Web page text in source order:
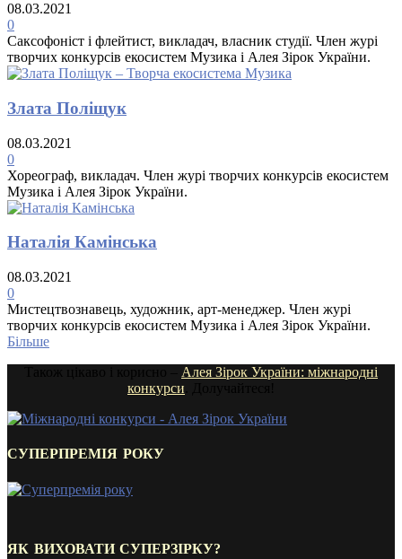
08.03.2021
0
Саксофоніст і флейтист, викладач, власник студії. Член журі
творчих конкурсів екосистем Музика і Алея Зірок України.
Злата Поліщук
08.03.2021
0
Хореограф, викладач. Член журі творчих конкурсів екосистем
Музика і Алея Зірок України.
Наталія Камінська
08.03.2021
0
Мистецтвознавець, художник, арт-менеджер. Член журі
творчих конкурсів екосистем Музика і Алея Зірок України.
Більше
Алея Зірок України: міжнародні
конкурси
СУПЕРПРЕМІЯ РОКУ
ЯК ВИХОВАТИ СУПЕРЗІРКУ?